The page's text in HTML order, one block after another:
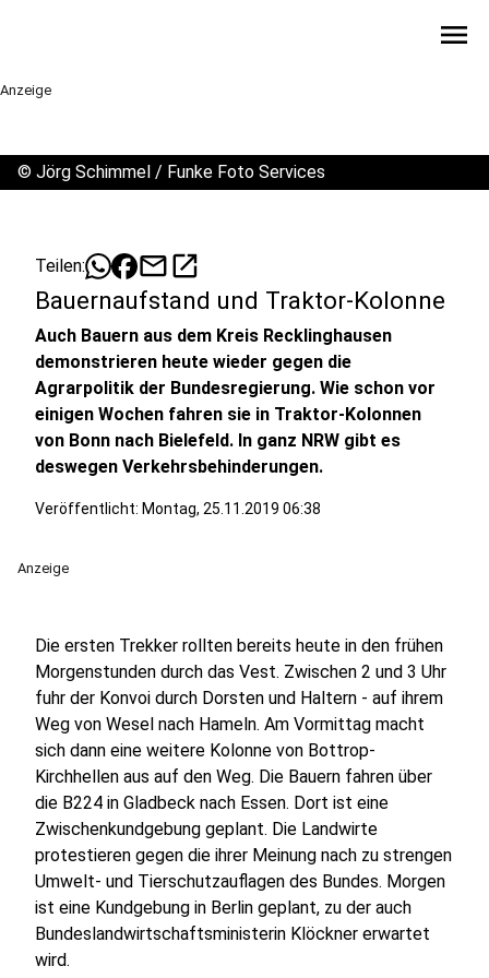
menu
Anzeige
© Jörg Schimmel / Funke Foto Services
Teilen: mailopen_in_new
Bauernaufstand und Traktor-Kolonne
Auch Bauern aus dem Kreis Recklinghausen
demonstrieren heute wieder gegen die
Agrarpolitik der Bundesregierung. Wie schon vor
einigen Wochen fahren sie in Traktor-Kolonnen
von Bonn nach Bielefeld. In ganz NRW gibt es
deswegen Verkehrsbehinderungen.
Veröffentlicht: Montag, 25.11.2019 06:38
Anzeige
Die ersten Trekker rollten bereits heute in den frühen
Morgenstunden durch das Vest. Zwischen 2 und 3 Uhr
fuhr der Konvoi durch Dorsten und Haltern - auf ihrem
Weg von Wesel nach Hameln. Am Vormittag macht
sich dann eine weitere Kolonne von Bottrop-
Kirchhellen aus auf den Weg. Die Bauern fahren über
die B224 in Gladbeck nach Essen. Dort ist eine
Zwischenkundgebung geplant. Die Landwirte
protestieren gegen die ihrer Meinung nach zu strengen
Umwelt- und Tierschutzauflagen des Bundes. Morgen
ist eine Kundgebung in Berlin geplant, zu der auch
Bundeslandwirtschaftsministerin Klöckner erwartet
wird.